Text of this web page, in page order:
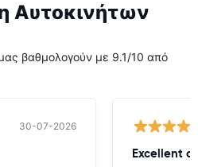
Αυτοκινήτων
βαθμολογούν με 9.1/10 από
30-07-2026
Excellent